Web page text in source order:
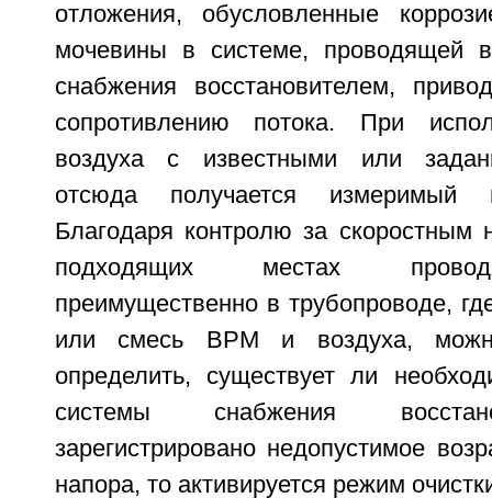
отложения, обусловленные
мочевины в системе, проводящей
снабжения восстановителем,
сопротивлению потока. При
воздуха с известными или
отсюда получается измеримый
Благодаря контролю за скоростным
подходящих местах
преимущественно в трубопроводе,
или смесь ВРМ и воздуха,
определить, существует ли
системы снабжения
зарегистрировано недопустимое
напора, то активируется режим